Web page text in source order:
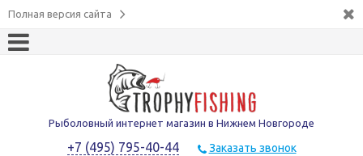
Полная версия сайта
Рыболовный интернет магазин в Нижнем Новгороде
+7 (495) 795-40-44
Заказать звонок